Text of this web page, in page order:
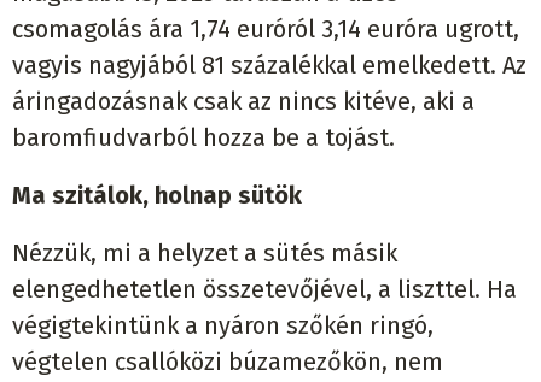
csomagolás ára 1,74 euróról 3,14 euróra ugrott,
vagyis nagyjából 81 százalékkal emelkedett. Az
áringadozásnak csak az nincs kitéve, aki a
baromfiudvarból hozza be a tojást.
Ma szitálok, holnap sütök
Nézzük, mi a helyzet a sütés másik
elengedhetetlen összetevőjével, a liszttel. Ha
végigtekintünk a nyáron szőkén ringó,
végtelen csallóközi búzamezőkön, nem